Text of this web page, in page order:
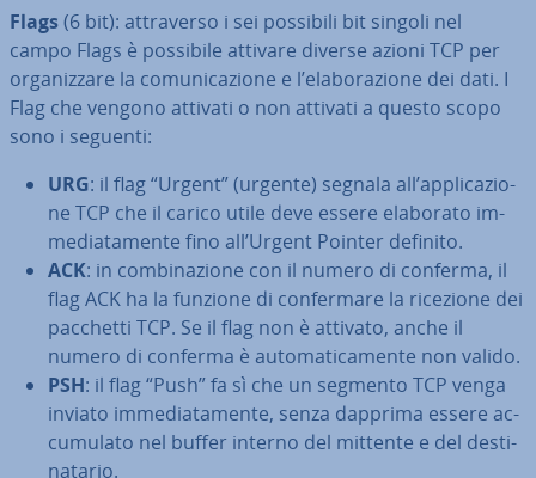
Flags(6 bit): at­tra­ver­so i sei possibili bit singoli nel
campo Flags è possibile attivare diverse azioni TCP per
or­ga­niz­za­re la co­mu­ni­ca­zio­ne e l’ela­bo­ra­zio­ne dei dati. I
Flag che vengono attivati o non attivati a questo scopo
sono i seguenti:
URG: il flag “Urgent” (urgente) segnala all’ap­pli­ca­zio­
ne TCP che il carico utile deve essere elaborato im­
me­dia­ta­men­te fino all’Urgent Pointer definito.
ACK: in com­bi­na­zio­ne con il numero di conferma, il
flag ACK ha la funzione di con­fer­ma­re la ricezione dei
pacchetti TCP. Se il flag non è attivato, anche il
numero di conferma è au­to­ma­ti­ca­men­te non valido.
PSH: il flag “Push” fa sì che un segmento TCP venga
inviato im­me­dia­ta­men­te, senza dapprima essere ac­
cu­mu­la­to nel buffer interno del mittente e del de­sti­
na­ta­rio.